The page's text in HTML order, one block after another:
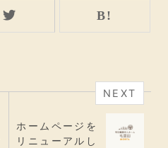
NEXT
ホームページを
リニューアルし